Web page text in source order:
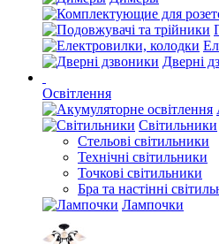
Дверні
Освітлення
Світильники
Стельові світильники
Технічні світильники
Точкові світильники
Бра та настінні
Лампочки